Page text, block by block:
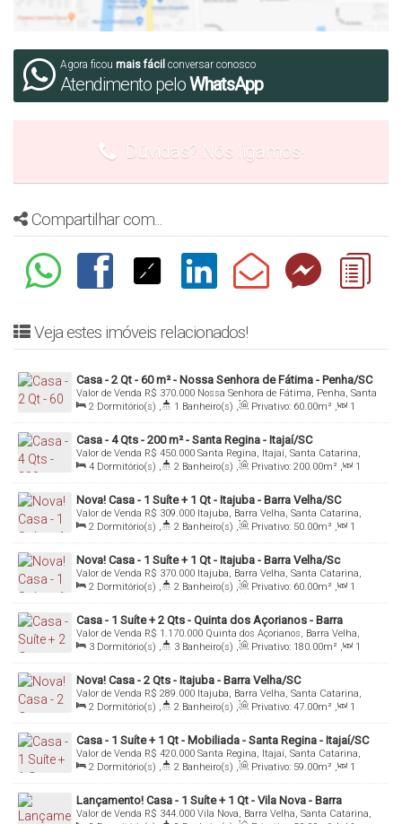
denis@denisalexandreimoveis.com.br
Agora ficou mais fácil conversar conosco
Atendimento peloWhatsApp
Dúvidas? Nós ligamos!
Compartilhar com...
Veja estes imóveis relacionados!
Casa - 2 Qt - 60 m² - Nossa Senhora de Fátima - Penha/SC
R$ 370.000
Valor de Venda
Nossa Senhora de Fátima, Penha, Santa
Catarina, Brasil
2 Dormitório(s) , 1 Banheiro(s) , Privativo: 60.00m² ,
1
Sala(s) , 1 Vaga(s) , Útil: 60.00m² , Terreno: 90.00m²
Casa - 4 Qts - 200 m² - Santa Regina - Itajaí/SC
R$ 450.000
Valor de Venda
Santa Regina, Itajaí, Santa Catarina,
Brasil
4 Dormitório(s) , 2 Banheiro(s) , Privativo: 200.00m² ,
1
Sala(s) , 1 Vaga(s)
Nova! Casa - 1 Suíte + 1 Qt - Itajuba - Barra Velha/SC
R$ 309.000
Valor de Venda
Itajuba, Barra Velha, Santa Catarina,
Brasil
2 Dormitório(s) , 2 Banheiro(s) , Privativo: 50.00m² ,
1
Sala(s) , 1 Suíte(s) , Total: 116.00m² , 1 Vaga(s)
Nova! Casa - 1 Suíte + 1 Qt - Itajuba - Barra Velha/Sc
R$ 370.000
Valor de Venda
Itajuba, Barra Velha, Santa Catarina,
Brasil
2 Dormitório(s) , 2 Banheiro(s) , Privativo: 60.00m² ,
1
Sala(s) , 1 Suíte(s) , 2 Vaga(s) , Fundos: 23.00m ,
Frente:
7.50
Casa - 1 Suíte + 2 Qts - Quinta dos Açorianos - Barra
Velha/SC
R$ 1.170.000
Valor de Venda
Quinta dos Açorianos, Barra Velha,
Santa Catarina, Brasil
3 Dormitório(s) , 3 Banheiro(s) , Privativo: 180.00m² ,
1
Sala(s) , 1 Suíte(s) , Total: 450.00m² , 6 Vaga(s) ,
Fundos:
30
m , Frente: 15 .00 m
Nova! Casa - 2 Qts - Itajuba - Barra Velha/SC
R$ 289.000
Valor de Venda
Itajuba, Barra Velha, Santa Catarina,
Brasil
2 Dormitório(s) , 2 Banheiro(s) , Privativo: 47.00m² ,
1
Sala(s) , 1 Suíte(s) , 1 Vaga(s) , Fundos: 13.00m ,
Frente:
6.25
Casa - 1 Suíte + 1 Qt - Mobiliada - Santa Regina - Itajaí/SC
R$ 420.000
Valor de Venda
Santa Regina, Itajaí, Santa Catarina,
Brasil
2 Dormitório(s) , 2 Banheiro(s) , Privativo: 59.00m² ,
1
Sala(s) , Total: 100.00m² , 1 Vaga(s) , Fundos: 20.00m ,
Frente:
.00 m
Lançamento! Casa - 1 Suíte + 1 Qt - Vila Nova - Barra
Velha/Sc
R$ 344.000
Valor de Venda
Vila Nova, Barra Velha, Santa Catarina,